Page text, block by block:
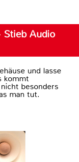
Stieb Audio
und lasse
kommt
besonders
man tut.